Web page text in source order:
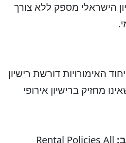
הישראלי מספק ללא צורך
האימורויות דורשת רישיון
מחזיק ברישיון אירופי
Rental Policies All